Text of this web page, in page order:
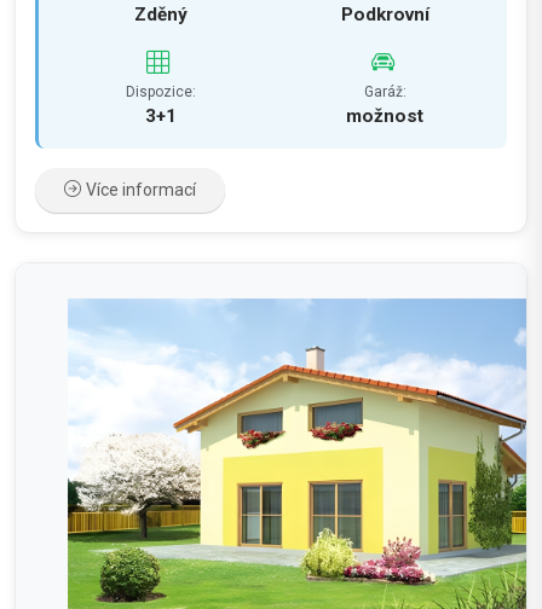
Zděný Podkrovní
Dispozice:
3+1
Garáž:
možnost
Více informací